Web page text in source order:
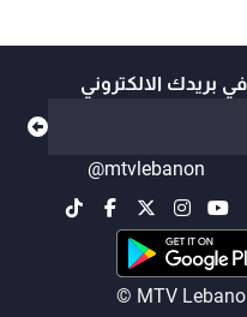
بريدك الالكتروني
@mtvlebanon
© MTV